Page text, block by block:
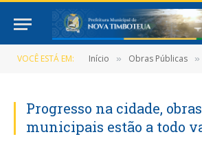
VOCÊ ESTÁ EM: Início » Obras Públicas »
Progresso na cidade, obras
municipais estão a todo